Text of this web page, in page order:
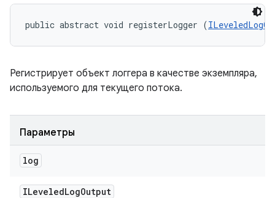
public abstract void registerLogger (
Регистрирует объект логгера в качестве экземпляра,
используемого для текущего потока.
Параметры
log
ILeveledLogOutput